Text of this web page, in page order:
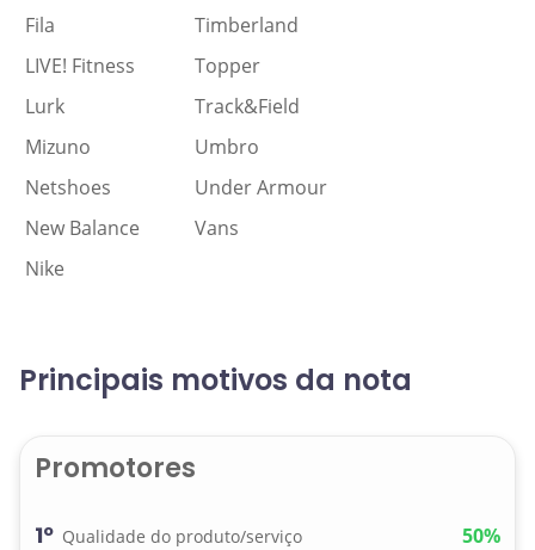
Fila
Timberland
LIVE! Fitness
Topper
Lurk
Track&Field
Mizuno
Umbro
Netshoes
Under Armour
New Balance
Vans
Nike
Principais motivos da nota
Promotores
1º Qualidade do produto/serviço 50%